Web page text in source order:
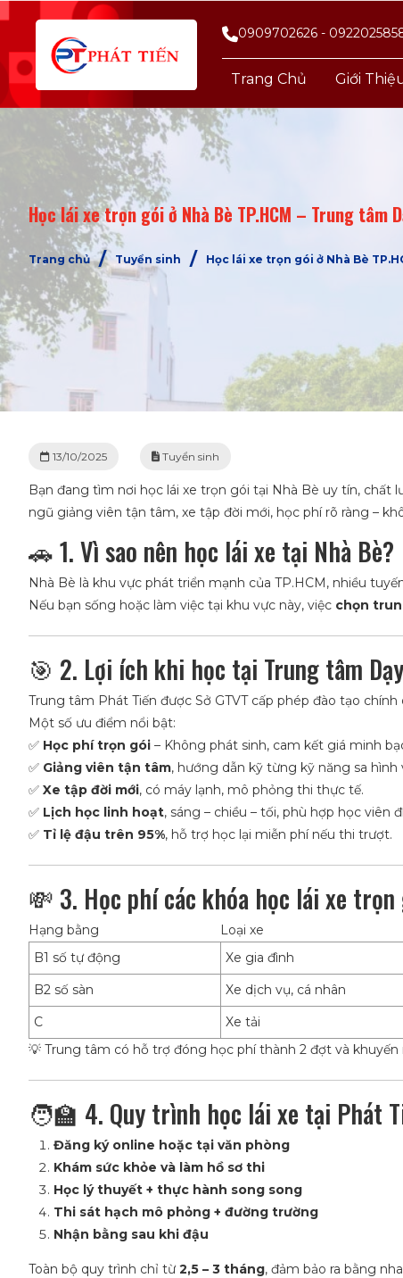
0909702626 -
Trang Chủ Giới
Học lái xe trọn gói ở Nhà Bè TP.HCM – Trung tâm
Trang chủ / Tuyển sinh / Học lái xe trọn gói ở Nhà Bè
13/10/2025 Tuyển sinh
Bạn đang tìm nơi học lái xe trọn gói tại Nhà Bè uy tín, chất
ngũ giảng viên tận tâm, xe tập đời mới, học phí rõ ràng –
🚗 1. Vì sao nên học lái xe tại Nhà Bè?
Nhà Bè là khu vực phát triển mạnh của TP.HCM, nhiều
Nếu bạn sống hoặc làm việc tại khu vực này, việc chọn
🎯 2. Lợi ích khi học tại Trung tâm
Trung tâm Phát Tiến được Sở GTVT cấp phép đào tạo
Một số ưu điểm nổi bật:
✅ Học phí trọn gói – Không phát sinh, cam kết giá minh
✅ Giảng viên tận tâm, hướng dẫn kỹ từng kỹ năng sa
✅ Xe tập đời mới, có máy lạnh, mô phỏng thi thực tế.
✅ Lịch học linh hoạt, sáng – chiều – tối, phù hợp học viên
✅ Tỉ lệ đậu trên 95%, hỗ trợ học lại miễn phí nếu thi trượt.
💸 3. Học phí các khóa học lái xe
Hạng bằng Loại xe
B1 số tự động
Xe gia đình
B2 số sàn
Xe dịch vụ, cá nhân
C
Xe tải
💡 Trung tâm có hỗ trợ đóng học phí thành 2 đợt và
🧑‍🏫 4. Quy trình học lái xe tại Phát
Đăng ký online hoặc tại văn phòng
Khám sức khỏe và làm hồ sơ thi
Học lý thuyết + thực hành song song
Thi sát hạch mô phỏng + đường trường
Nhận bằng sau khi đậu
Toàn bộ quy trình chỉ từ2,5 – 3 tháng, đảm bảo ra bằng